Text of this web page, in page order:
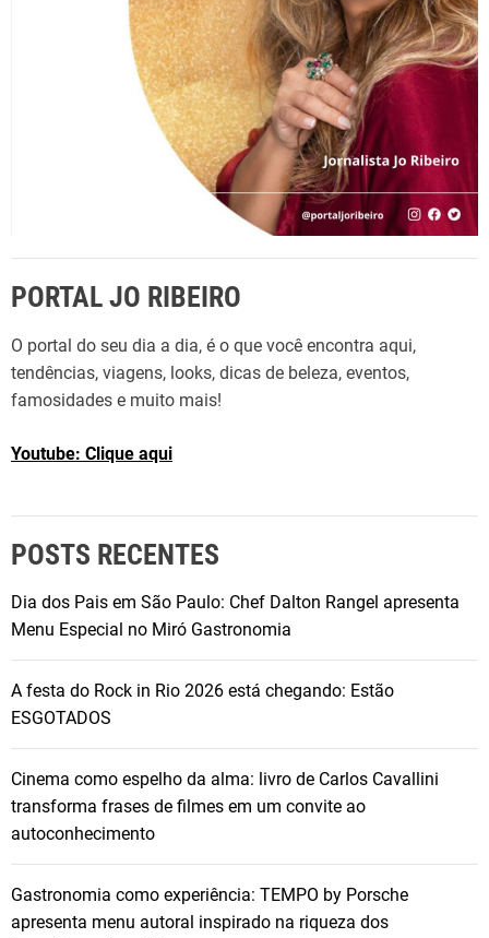
PORTAL JO RIBEIRO
O portal do seu dia a dia, é o que você encontra aqui,
tendências, viagens, looks, dicas de beleza, eventos,
famosidades e muito mais!
Youtube: Clique aqui
POSTS RECENTES
Dia dos Pais em São Paulo: Chef Dalton Rangel apresenta
Menu Especial no Miró Gastronomia
A festa do Rock in Rio 2026 está chegando: Estão
ESGOTADOS
Cinema como espelho da alma: livro de Carlos Cavallini
transforma frases de filmes em um convite ao
autoconhecimento
Gastronomia como experiência: TEMPO by Porsche
apresenta menu autoral inspirado na riqueza dos